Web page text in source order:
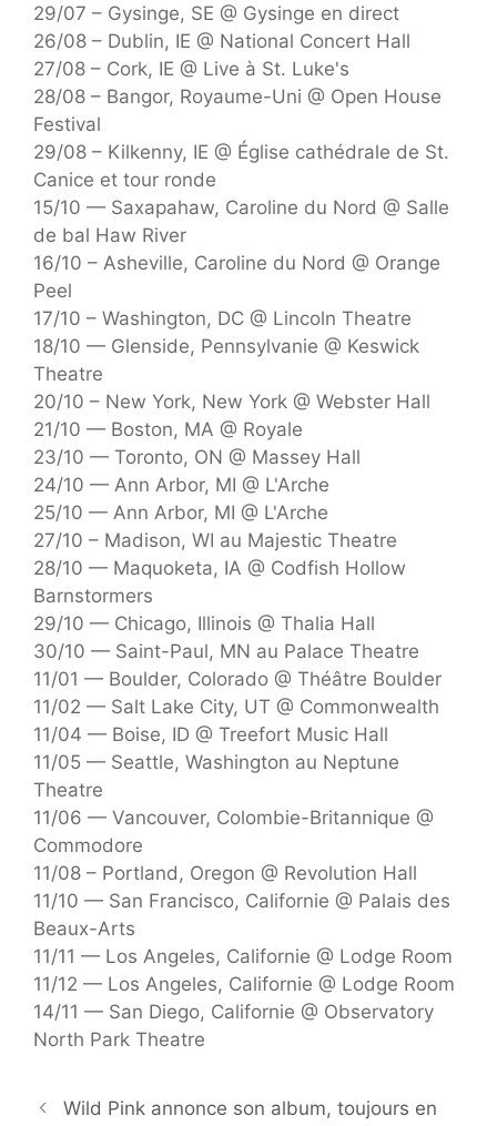
29/07 – Gysinge, SE @ Gysinge en direct
26/08 – Dublin, IE @ National Concert Hall
27/08 – Cork, IE @ Live à St. Luke's
28/08 – Bangor, Royaume-Uni @ Open House
Festival
29/08 – Kilkenny, IE @ Église cathédrale de St.
Canice et tour ronde
15/10 — Saxapahaw, Caroline du Nord @ Salle
de bal Haw River
16/10 – Asheville, Caroline du Nord @ Orange
Peel
17/10 – Washington, DC @ Lincoln Theatre
18/10 — Glenside, Pennsylvanie @ Keswick
Theatre
20/10 – New York, New York @ Webster Hall
21/10 — Boston, MA @ Royale
23/10 — Toronto, ON @ Massey Hall
24/10 — Ann Arbor, MI @ L'Arche
25/10 — Ann Arbor, MI @ L'Arche
27/10 – Madison, WI au Majestic Theatre
28/10 — Maquoketa, IA @ Codfish Hollow
Barnstormers
29/10 — Chicago, Illinois @ Thalia Hall
30/10 — Saint-Paul, MN au Palace Theatre
11/01 — Boulder, Colorado @ Théâtre Boulder
11/02 — Salt Lake City, UT @ Commonwealth
11/04 — Boise, ID @ Treefort Music Hall
11/05 — Seattle, Washington au Neptune
Theatre
11/06 — Vancouver, Colombie-Britannique @
Commodore
11/08 – Portland, Oregon @ Revolution Hall
11/10 — San Francisco, Californie @ Palais des
Beaux-Arts
11/11 — Los Angeles, Californie @ Lodge Room
11/12 — Los Angeles, Californie @ Lodge Room
14/11 — San Diego, Californie @ Observatory
North Park Theatre
Wild Pink annonce son album, toujours en